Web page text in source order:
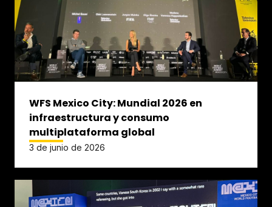
WFS Mexico City: Mundial 2026 en
infraestructura y consumo
multiplataforma global
3 de junio de 2026